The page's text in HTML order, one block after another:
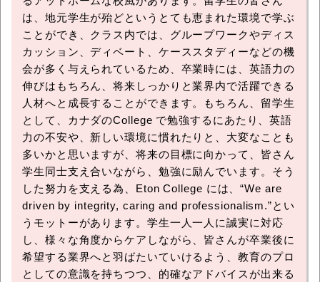
は、地元学生が殆どというとても恵まれた環境で学ぶ
ことができ、クラス内では、グループワークやディス
カッション、ディベート、ケーススタディーなどの機
会が多く与えられているため、卒業時には、英語力の
伸びはもちろん、将来しっかりと業界内で活躍できる
人材へと成長することができます。もちろん、留学生
として、カナダのCollege で勉強するにあたり、英語
力の不安や、新しい環境に慣れたりと、大変なことも
多いかと思いますが、将来の目標に向かって、皆さん
学生同士支え合いながら、勉強に励んでいます。そう
した努力を支える為、Eton College には、“We are
driven by integrity, caring and professionalism.”とい
うモットーがあります。学生一人一人に誠実に対応
し、様々な角度からケアしながら、皆さんが卒業後に
希望する業界へと羽ばたいていけるよう、教育のプロ
としての意識を持ちつつ、的確なアドバイスが出来る